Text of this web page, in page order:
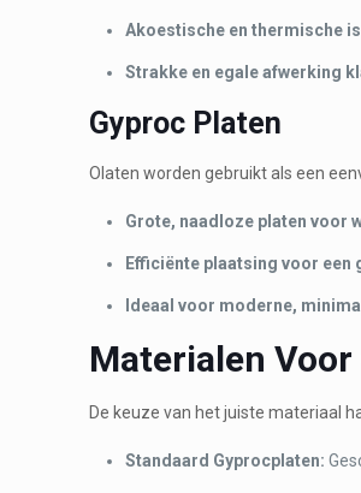
Akoestische en thermische
Strakke en egale afwerking
Gyproc Platen
Olaten worden gebruikt als een
Grote, naadloze platen voor
Efficiënte plaatsing voor een
Ideaal voor moderne,
Materialen
De keuze van het juiste materiaal
Standaard Gyprocplaten: